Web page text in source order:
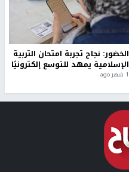
الخضور: نجاح تجربة امتحان التربية
الإسلامية يمهد للتوسع إلكترونيًا
1 شهر ago